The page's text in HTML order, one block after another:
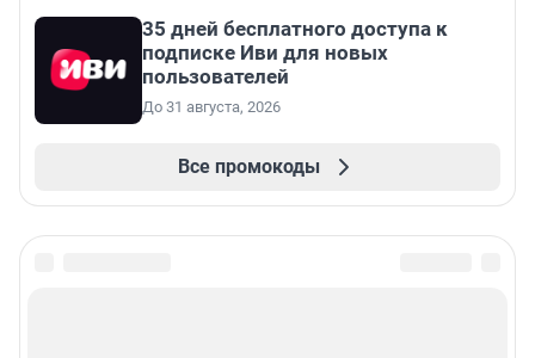
35 дней бесплатного доступа к
подписке Иви для новых
пользователей
До 31 августа, 2026
Все промокоды